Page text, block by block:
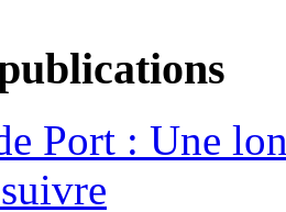
Port : Une